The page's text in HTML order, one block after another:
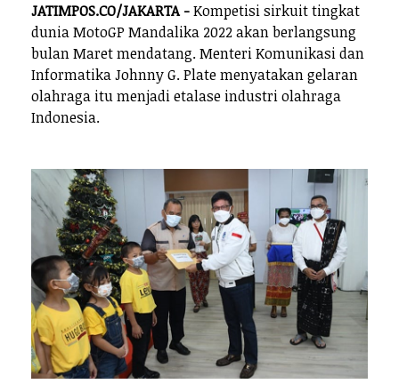
JATIMPOS.CO/JAKARTA -Kompetisi sirkuit tingkat
dunia MotoGP Mandalika 2022 akan berlangsung
bulan Maret mendatang. Menteri Komunikasi dan
Informatika Johnny G. Plate menyatakan gelaran
olahraga itu menjadi etalase industri olahraga
Indonesia.